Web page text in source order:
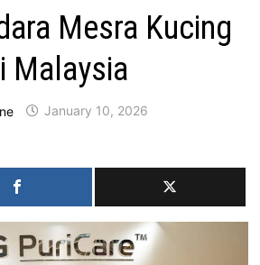
Mesra Kucing
Malaysia
January 10, 2026